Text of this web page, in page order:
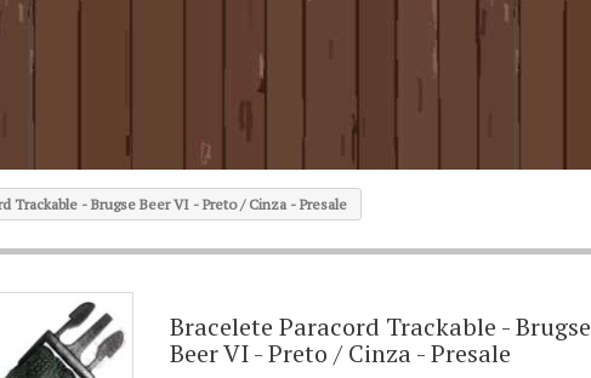
Trackable - Brugse Beer VI - Preto / Cinza - Presale
Bracelete Paracord Trackable - Brugse
Beer VI - Preto / Cinza - Presale